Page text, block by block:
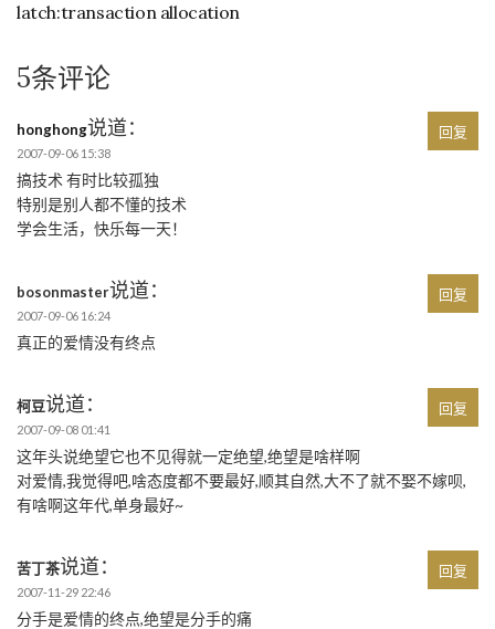
latch:transaction allocation
5条评论
honghong说道：
2007-09-06 15:38
搞技术 有时比较孤独
特别是别人都不懂的技术
学会生活，快乐每一天！
回复
bosonmaster说道：
2007-09-06 16:24
真正的爱情没有终点
回复
柯豆说道：
2007-09-08 01:41
这年头说绝望它也不见得就一定绝望,绝望是啥样啊
对爱情,我觉得吧,啥态度都不要最好,顺其自然,大不了就不娶不嫁呗,
有啥啊这年代,单身最好~
回复
苦丁茶说道：
2007-11-29 22:46
分手是爱情的终点,绝望是分手的痛
回复